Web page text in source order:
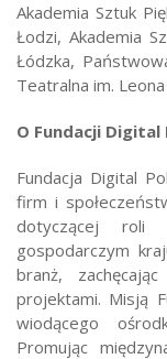
Akademia Sztuk
Łodzi, Akademia
Łódzka,
Teatralna im.
O Fundacji Digital
Fundacja Digital
firm i
dotyczącej roli
gospodarczym
branż,
projektami. Misją
wiodącego
Promując